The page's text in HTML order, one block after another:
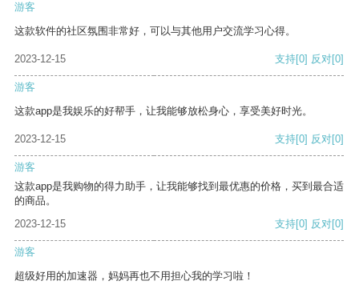
游客
这款软件的社区氛围非常好，可以与其他用户交流学习心得。
2023-12-15 支持[0] 反对[0]
游客
这款app是我娱乐的好帮手，让我能够放松身心，享受美好时光。
2023-12-15 支持[0] 反对[0]
游客
这款app是我购物的得力助手，让我能够找到最优惠的价格，买到最合适
的商品。
2023-12-15
支持[0] 反对[0]
游客
超级好用的加速器，妈妈再也不用担心我的学习啦！